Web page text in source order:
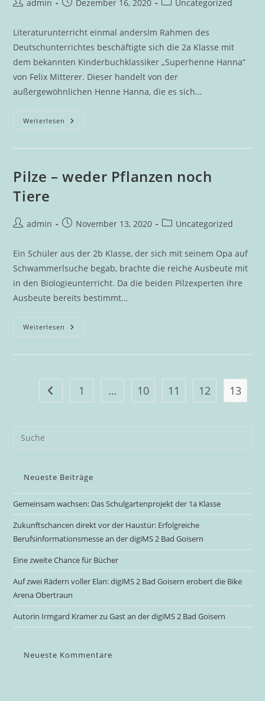
admin Dezember 16, 2020 Uncategorized
Literaturunterricht einmal andersIm Rahmen des
Deutschunterrichtes beschäftigte sich die 2a Klasse mit
dem bekannten Kinderbuchklassiker „Superhenne Hanna“
von Felix Mitterer. Dieser handelt von der
außergewöhnlichen Henne Hanna, die es sich…
Weiterlesen Kunstausstellung
Pilze – weder Pflanzen noch
Tiere
Beitrags-
admin
BeitragNovember 13, 2020
Beitrags-
Uncategorized
Ein Schüler aus der 2b Klasse, der sich mit seinem Opa auf
Schwammerlsuche begab, brachte die reiche Ausbeute mit
in den Biologieunterricht. Da die beiden Pilzexperten ihre
Ausbeute bereits bestimmt…
Weiterlesen Pilze
–
Pflanzen
Gehe zur vorherigen Seite
1 … 10 11 12 13
Neueste Beiträge
Gemeinsam wachsen: Das Schulgartenprojekt der 1a Klasse
Zukunftschancen direkt vor der Haustür: Erfolgreiche
Berufsinformationsmesse an der digiMS 2 Bad Goisern
Eine zweite Chance für Bücher
Auf zwei Rädern voller Elan: digiMS 2 Bad Goisern erobert die Bike
Arena Obertraun
Autorin Irmgard Kramer zu Gast an der digiMS 2 Bad Goisern
Neueste Kommentare